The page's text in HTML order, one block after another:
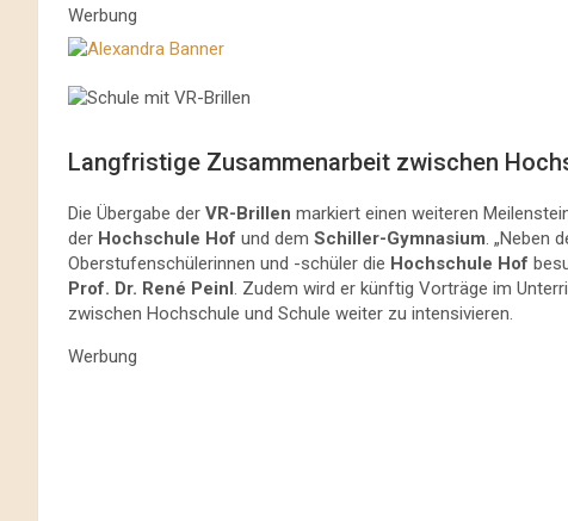
Werbung
Langfristige Zusammenarbeit zwischen
Die Übergabe der VR-Brillen markiert einen weiteren
der Hochschule Hof und dem Schiller-Gymnasium. „Neben
Oberstufenschülerinnen und -schüler die Hochschule Hof
Prof. Dr. René Peinl. Zudem wird er künftig Vorträge im
zwischen Hochschule und Schule weiter zu intensivieren.
Werbung